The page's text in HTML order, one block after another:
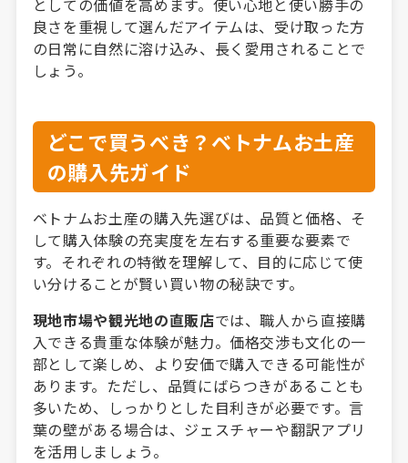
良さを重視して選んだアイテムは、受け取った方
の日常に自然に溶け込み、長く愛用されることで
しょう。
どこで買うべき？ベトナムお土産
の購入先ガイド
ベトナムお土産の購入先選びは、品質と価格、そ
して購入体験の充実度を左右する重要な要素で
す。それぞれの特徴を理解して、目的に応じて使
い分けることが賢い買い物の秘訣です。
現地市場や観光地の直販店では、職人から直接購
入できる貴重な体験が魅力。価格交渉も文化の一
部として楽しめ、より安価で購入できる可能性が
あります。ただし、品質にばらつきがあることも
多いため、しっかりとした目利きが必要です。言
葉の壁がある場合は、ジェスチャーや翻訳アプリ
を活用しましょう。